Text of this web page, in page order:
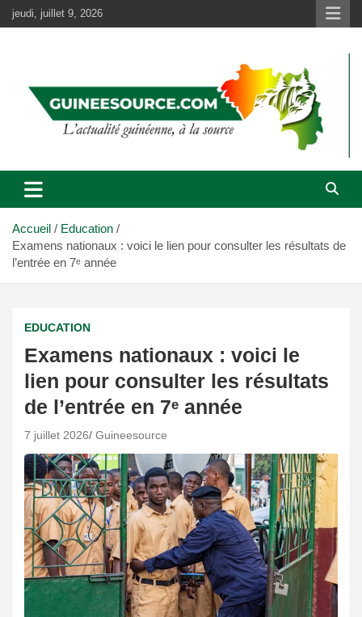
Aller
au
jeudi, juillet 9, 2026
Accueil
Education
Examens nationaux : voici le lien pour consulter les résultats de
l’entrée en 7ᵉ année
EDUCATION
Examens nationaux : voici le
lien pour consulter les résultats
de l’entrée en 7ᵉ année
7 juillet 2026 Guineesource